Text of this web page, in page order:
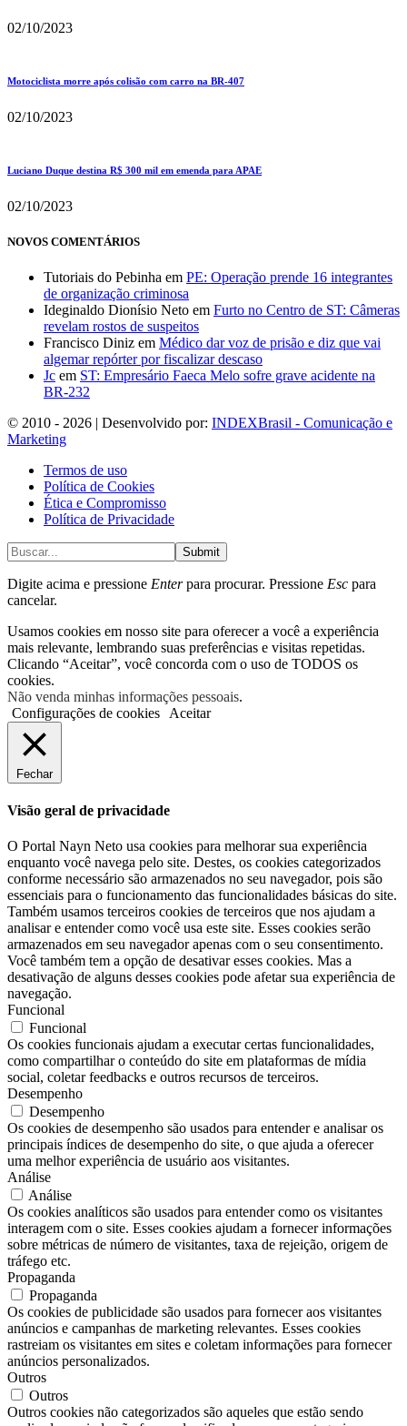
02/10/2023
Motociclista morre após colisão com carro na BR-407
02/10/2023
Luciano Duque destina R$ 300 mil em emenda para APAE
02/10/2023
NOVOS COMENTÁRIOS
Tutoriais do Pebinha em PE: Operação prende 16 integrantes
de organização criminosa
Ideginaldo Dionísio Neto em Furto no Centro de ST: Câmeras
revelam rostos de suspeitos
Francisco Diniz em Médico dar voz de prisão e diz que vai
algemar repórter por fiscalizar descaso
Jc em ST: Empresário Faeca Melo sofre grave acidente na
BR-232
© 2010 - 2026 | Desenvolvido por: INDEXBrasil - Comunicação e
Marketing
Termos de uso
Política de Cookies
Ética e Compromisso
Política de Privacidade
Submit
Digite acima e pressione Enterpara procurar. Pressione Esc para
cancelar.
Usamos cookies em nosso site para oferecer a você a experiência
mais relevante, lembrando suas preferências e visitas repetidas.
Clicando “Aceitar”, você concorda com o uso de TODOS os
cookies.
Não venda minhas informações pessoais.
Configurações de cookies
Aceitar
Fechar
Visão geral de privacidade
O Portal Nayn Neto usa cookies para melhorar sua experiência
enquanto você navega pelo site. Destes, os cookies categorizados
conforme necessário são armazenados no seu navegador, pois são
essenciais para o funcionamento das funcionalidades básicas do site.
Também usamos terceiros cookies de terceiros que nos ajudam a
analisar e entender como você usa este site. Esses cookies serão
armazenados em seu navegador apenas com o seu consentimento.
Você também tem a opção de desativar esses cookies. Mas a
desativação de alguns desses cookies pode afetar sua experiência de
navegação.
Funcional
Funcional
Os cookies funcionais ajudam a executar certas funcionalidades,
como compartilhar o conteúdo do site em plataformas de mídia
social, coletar feedbacks e outros recursos de terceiros.
Desempenho
Desempenho
Os cookies de desempenho são usados ​​para entender e analisar os
principais índices de desempenho do site, o que ajuda a oferecer
uma melhor experiência de usuário aos visitantes.
Análise
Análise
Os cookies analíticos são usados ​​para entender como os visitantes
interagem com o site. Esses cookies ajudam a fornecer informações
sobre métricas de número de visitantes, taxa de rejeição, origem de
tráfego etc.
Propaganda
Propaganda
Os cookies de publicidade são usados ​​para fornecer aos visitantes
anúncios e campanhas de marketing relevantes. Esses cookies
rastreiam os visitantes em sites e coletam informações para fornecer
anúncios personalizados.
Outros
Outros
Outros cookies não categorizados são aqueles que estão sendo